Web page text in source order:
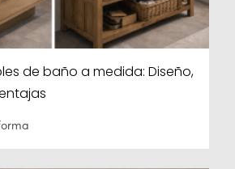
de baño a medida: Diseño,